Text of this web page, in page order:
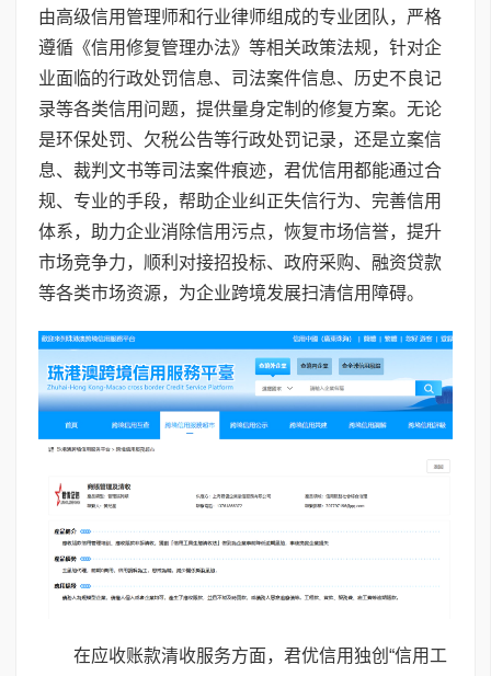
由高级信用管理师和行业律师组成的专业团队，严格
遵循《信用修复管理办法》等相关政策法规，针对企
业面临的行政处罚信息、司法案件信息、历史不良记
录等各类信用问题，提供量身定制的修复方案。无论
是环保处罚、欠税公告等行政处罚记录，还是立案信
息、裁判文书等司法案件痕迹，君优信用都能通过合
规、专业的手段，帮助企业纠正失信行为、完善信用
体系，助力企业消除信用污点，恢复市场信誉，提升
市场竞争力，顺利对接招投标、政府采购、融资贷款
等各类市场资源，为企业跨境发展扫清信用障碍。
在应收账款清收服务方面，君优信用独创“信用工